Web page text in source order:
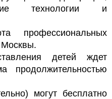
технологии и
профессиональных
Москвы.
детей ждет
продолжительностью
могут бесплатно